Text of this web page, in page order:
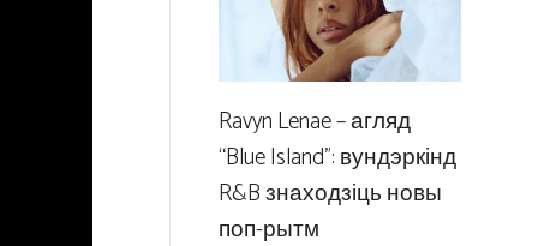
Ravyn Lenae – агляд
“Blue Island”: вундэркінд
R&B знаходзіць новы
поп-рытм